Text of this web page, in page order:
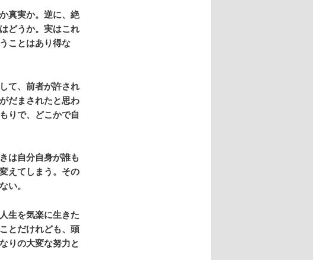
真実か。逆に、絶
どうか。実はこれ
ことはあり得な
て、前者が許され
だまされたと思わ
りで、どこかで自
は自分自身が誰も
えてしまう。その
い。
生を気楽に生きた
とだけれども、頭
りの大変な努力と